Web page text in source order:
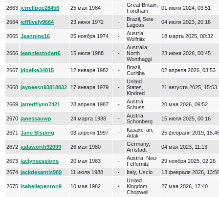
2663 jerrellpoe28456 25 мая 1984 -
Great Britain,
Fordham
01 июля 2024, 03:51
2664 jefflively9664 23 июня 1972 -
Brazil, Sete
Lagoas
04 июля 2023, 20:16
2665 Jeannine16 25 ноября 1974 -
Austria,
Wolfnitz
18 марта 2025, 00:32
2666 jeanniestodart6 15 июля 1988 -
Australia,
North
Wonthaggi
23 июня 2026, 00:45
2667 jdqelke34815 12 января 1982 -
Brazil,
Curitiba
02 апреля 2026, 03:53
2668 jayneesn93818832 17 января 1979 -
United
States,
Kindred
21 августа 2025, 15:53
2669 jarredflynn7421 28 апреля 1987 -
Austria,
Schuss
20 мая 2026, 09:52
2670 janessauwp 24 марта 1988 -
Austria,
Schonberg
15 июля 2025, 00:16
2671 Jane Bisping 03 апреля 1997 -
Казахстан,
Adak
25 февраля 2019,
2672 jadaworth92099 26 мая 1980 -
Germany,
Arnstadt
04 мая 2023, 11:13
2673 jaclynsessions 20 мая 1983 -
Austria, Neu-
Feffernitz
29 ноября 2025, 02:26
2674 jackdesantis989 11 июля 1988 - Italy, Uscio 13 февраля 2026,
2675 isabellepenton9 10 мая 1982 -
United
Kingdom,
Chopwell
27 мая 2026, 17:40